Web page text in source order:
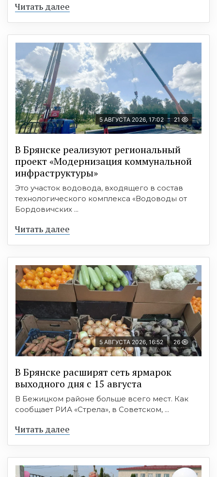
Читать далее
5 АВГУСТА 2026, 17:02 21
В Брянске реализуют региональный
проект «Модернизация коммунальной
инфраструктуры»
Это участок водовода, входящего в состав
технологического комплекса «Водоводы от
Бордовичских ...
Читать далее
5 АВГУСТА 2026, 16:52 26
В Брянске расширят сеть ярмарок
выходного дня с 15 августа
В Бежицком районе больше всего мест. Как
сообщает РИА «Стрела», в Советском, ...
Читать далее